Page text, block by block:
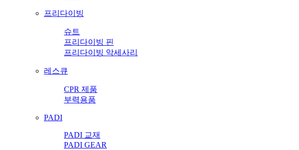
프리다이빙
슈트
프리다이빙 핀
프리다이빙 악세사리
레스큐
CPR 제품
부력용품
PADI
PADI 교재
PADI GEAR